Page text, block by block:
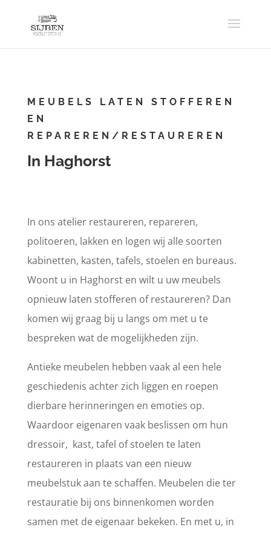
MEUBELS LATEN STOFFEREN
EN
REPAREREN/RESTAUREREN
In Haghorst
In ons atelier restaureren, repareren,
politoeren, lakken en logen wij alle soorten
kabinetten, kasten, tafels, stoelen en bureaus.
Woont u in Haghorst en wilt u uw meubels
opnieuw laten stofferen of restaureren? Dan
komen wij graag bij u langs om met u te
bespreken wat de mogelijkheden zijn.
Antieke meubelen hebben vaak al een hele
geschiedenis achter zich liggen en roepen
dierbare herinneringen en emoties op.
Waardoor eigenaren vaak beslissen om hun
dressoir, kast, tafel of stoelen te laten
restaureren in plaats van een nieuw
meubelstuk aan te schaffen. Meubelen die ter
restauratie bij ons binnenkomen worden
samen met de eigenaar bekeken. En met u, in